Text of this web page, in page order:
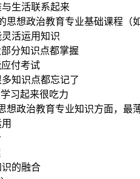
生活联系起来
思想政治教育专业基础课程（
活运用知识
分知识点都掌握
付考试
知识点都忘记了
习起来很吃力
想政治教育专业知识方面，最
的融合